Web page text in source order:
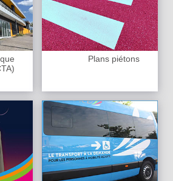
Plans piétons